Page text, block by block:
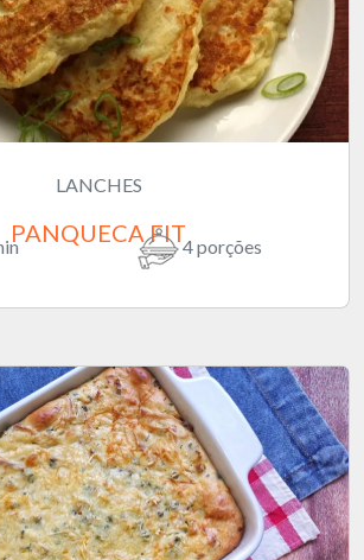
LANCHES
PANQUECA FIT4 porções